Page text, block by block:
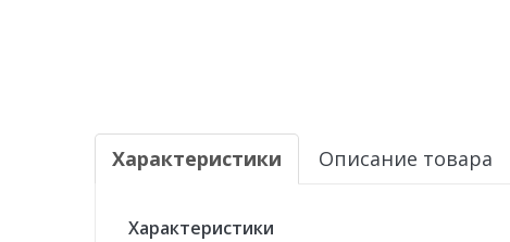
Характеристики Описание товара
Характеристики